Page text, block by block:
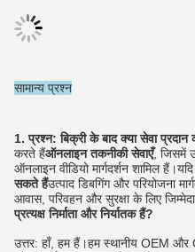
सामान्य प्रश्न
1. प्रश्न: बिक्री के बाद क्या सेवा प्रदान
करते हैंऑनलाइन तकनीकी सेवाएँ, जिसमें
ऑनलाइन वीडियो मार्गदर्शन शामिल
सकते हैंउत्पाद डिबगिंग और परियोजना
आवास, परिवहन और सुरक्षा के लिए
प्रत्यक्ष निर्माता और निर्यातक हैं?
उत्तर: हाँ, हम हैं।हम स्थानीय OEM और